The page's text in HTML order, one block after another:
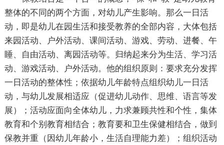
整体的不同的两个方面，对幼儿产生影响。那么一日活
动，即是幼儿在园生活和接受教养的全部内容，大体包括
来园活动、户外活动、课间活动、游戏、劳动、进餐、午
睡、自由活动、离园活动等。归纳起来分为生活、学习活
动、游戏活动、户外活动。他的组织原则：要求充分发挥
一日活动的整体性；依据幼儿年龄特点组织幼儿一日活
动，与幼儿发展相适应（促进幼儿动作、思维、语言等发
展）；活动应面向全体幼儿，力求兼顾共性和个性，集体
教育和个别教育相结合；教育要和卫生保健相结合，做到
保教并重（因幼儿年龄小，生活自理能力差）；组织活动